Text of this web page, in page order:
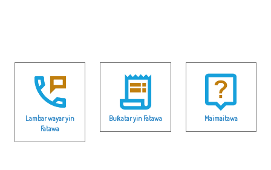
Lambar wayar yin
Fatawa
Buƙatar yin Fatawa Maimaitawa